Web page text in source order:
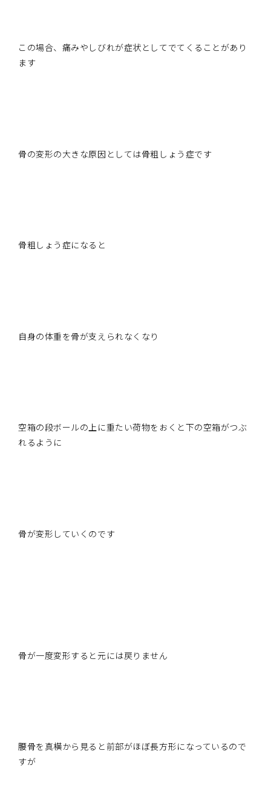
この場合、痛みやしびれが症状としてでてくることがあり
ます
骨の変形の大きな原因としては骨粗しょう症です
骨粗しょう症になると
自身の体重を骨が支えられなくなり
空箱の段ボールの上に重たい荷物をおくと下の空箱がつぶ
れるように
骨が変形していくのです
骨が一度変形すると元には戻りません
腰骨を真横から見ると前部がほぼ長方形になっているので
すが